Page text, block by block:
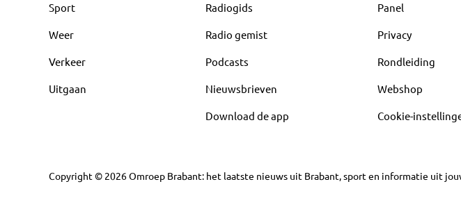
Sport
Weer
Verkeer
Uitgaan
Radiogids
Radio gemist
Podcasts
Nieuwsbrieven
Download de app
Panel
Privacy
Rondleiding
Webshop
Cookie-
Copyright © 2026Omroep Brabant: het laatste nieuws uit Brabant, sport en informatie uit